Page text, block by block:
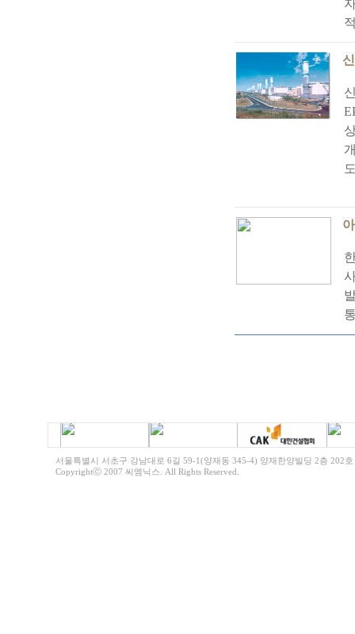
서울특별시 서초구 강남대로 6길 59-1(양재동 345-4) 양재한양빌딩 2층 202
Copyrightⓒ 2007 씨엠닉스. All Rights Reserved